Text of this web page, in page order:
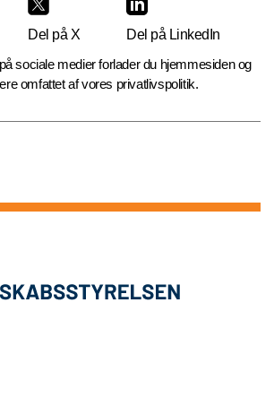
Del på X
Del på LinkedIn
sociale medier forlader du hjemmesiden og
omfattet af vores privatlivspolitik.